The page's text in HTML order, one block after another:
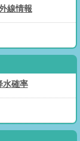
線情報
水確率